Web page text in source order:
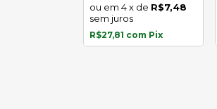
4x de R$7,48
sem juros
R$27,81 com Pix